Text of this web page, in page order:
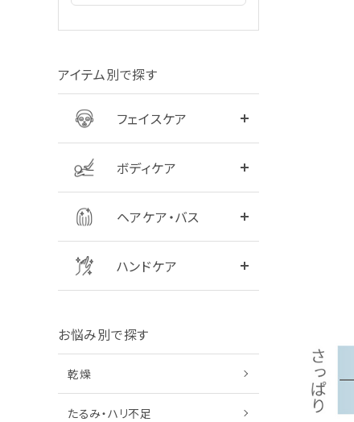
全商品をみる シャンプー
全商品をみる ハンドクリーム
アイテム別で探す
フェイスケア
ボディケア
ヘアケア・バス
ハンドケア
お悩み別で探す
乾燥
たるみ・ハリ不足